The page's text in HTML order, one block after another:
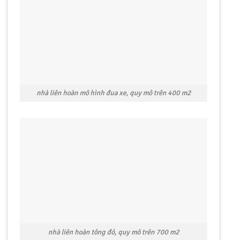
nhà liên hoàn mô hình đua xe, quy mô trên 400 m2
nhà liên hoàn tông đỏ, quy mô trên 700 m2